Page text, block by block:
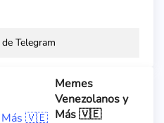
Telegram
Memes
Venezolanos y
Más 🇻🇪